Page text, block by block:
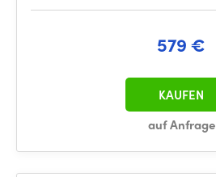
579 €
auf Anfrage
KAUFEN